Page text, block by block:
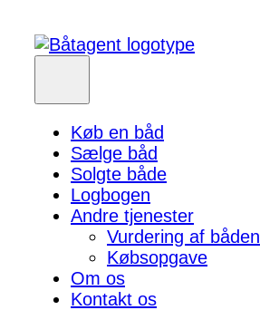
Køb en båd
Sælge båd
Solgte både
Logbogen
Andre tjenester
Vurdering af båden
Købsopgave
Om os
Kontakt os